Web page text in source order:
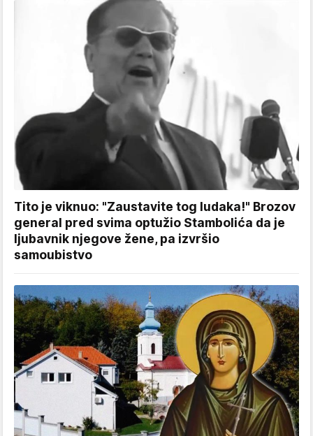
Tito je viknuo: "Zaustavite tog ludaka!" Brozov
general pred svima optužio Stambolića da je
ljubavnik njegove žene, pa izvršio
samoubistvo